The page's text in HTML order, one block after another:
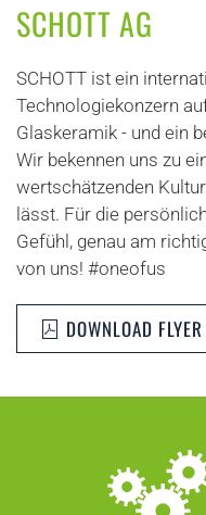
SCHOTT AG
SCHOTT ist ein
Technologiekonzern
Glaskeramik - und ein
Wir bekennen uns zu
wertschätzenden
lässt. Für die
Gefühl, genau am
von uns! #oneofus
DOWNLOAD FLYER